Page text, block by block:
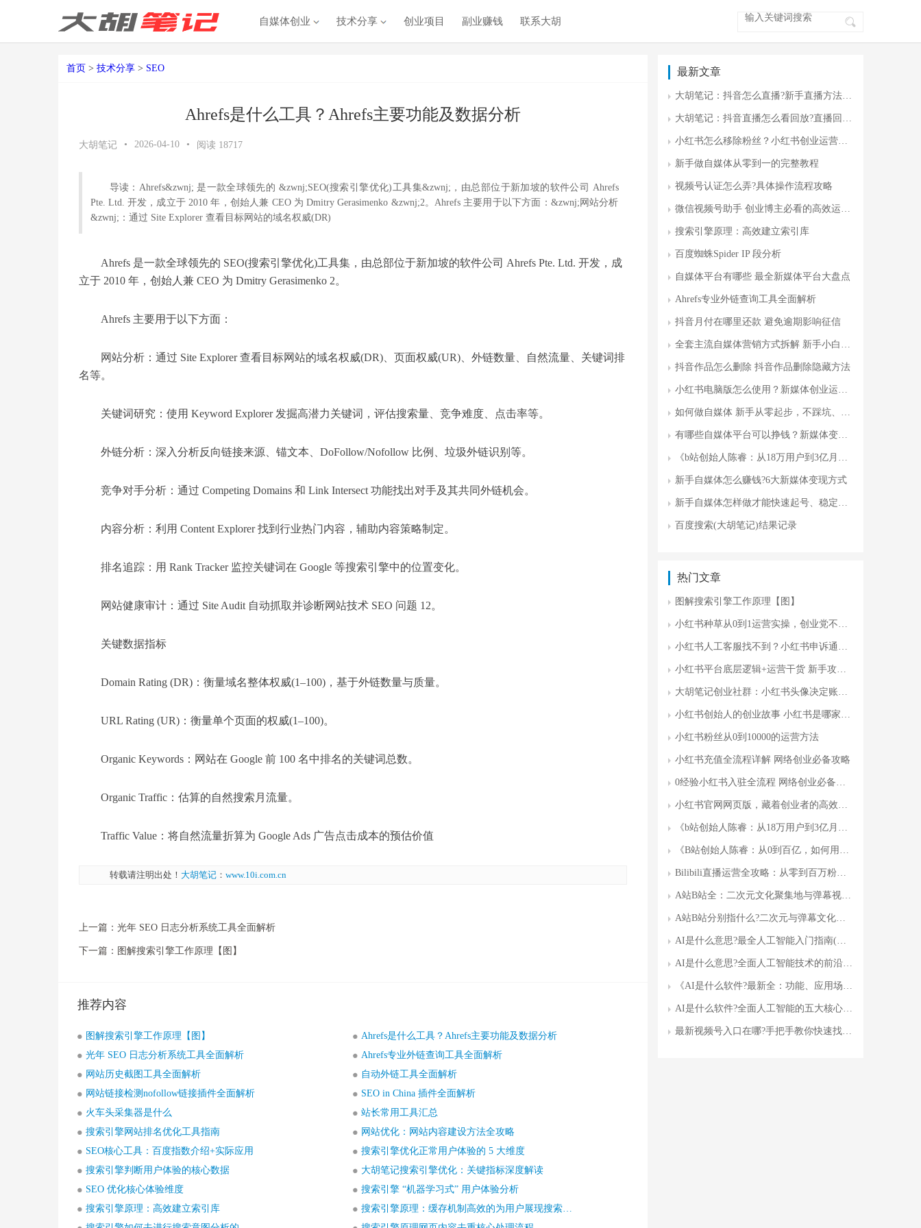
自媒体创业 技术分享 创业项目 副业赚钱 联系大胡
首页 > 技术分享> SEO
Ahrefs是什么工具？Ahrefs主要功能及数据分析
大胡笔记 • 2026-04-10 • 阅读 18717
导读：Ahrefs&zwnj; 是一款全球领先的 &zwnj;SEO(搜索引擎优化)工具集&zwnj;，由总部位于新加坡的软件公司 Ahrefs
Pte. Ltd. 开发，成立于 2010 年，创始人兼 CEO 为 Dmitry Gerasimenko &zwnj;2。Ahrefs 主要用于以下方面：&zwnj;网站分析
&zwnj;：通过 Site Explorer 查看目标网站的域名权威(DR)
Ahrefs‌ 是一款全球领先的 ‌SEO(搜索引擎优化)工具集‌，由总部位于新加坡的软件公司 Ahrefs Pte. Ltd. 开发，成
立于 2010 年，创始人兼 CEO 为 Dmitry Gerasimenko ‌2。
Ahrefs 主要用于以下方面：
‌网站分析‌：通过 Site Explorer 查看目标网站的域名权威(DR)、页面权威(UR)、外链数量、自然流量、关键词排
名等。
‌关键词研究‌：使用 Keyword Explorer 发掘高潜力关键词，评估搜索量、竞争难度、点击率等。
‌外链分析‌：深入分析反向链接来源、锚文本、DoFollow/Nofollow 比例、垃圾外链识别等。
‌竞争对手分析‌：通过 Competing Domains 和 Link Intersect 功能找出对手及其共同外链机会。
‌内容分析‌：利用 Content Explorer 找到行业热门内容，辅助内容策略制定。
‌排名追踪‌：用 Rank Tracker 监控关键词在 Google 等搜索引擎中的位置变化。
‌网站健康审计‌：通过 Site Audit 自动抓取并诊断网站技术 SEO 问题 ‌12。
关键数据指标
‌Domain Rating (DR)‌：衡量域名整体权威(1–100)，基于外链数量与质量。
‌URL Rating (UR)‌：衡量单个页面的权威(1–100)。
‌Organic Keywords‌：网站在 Google 前 100 名中排名的关键词总数。
‌Organic Traffic‌：估算的自然搜索月流量。
‌Traffic Value‌：将自然流量折算为 Google Ads 广告点击成本的预估价值
转载请注明出处！ 大胡笔记： www.10i.com.cn
上一篇： 光年 SEO 日志分析系统工具全面解析
下一篇： 图解搜索引擎工作原理【图】
推荐内容
图解搜索引擎工作原理【图】
Ahrefs是什么工具？Ahrefs主要功能及数据分析
光年 SEO 日志分析系统工具全面解析
Ahrefs专业外链查询工具全面解析
网站历史截图工具全面解析
自动外链工具全面解析
网站链接检测nofollow链接插件全面解析
SEO in China 插件全面解析
火车头采集器是什么
站长常用工具汇总
搜索引擎网站排名优化工具指南
网站优化：网站内容建设方法全攻略
SEO核心工具：百度指数介绍+实际应用
搜索引擎优化正常用户体验的 5 大维度
搜索引擎判断用户体验的核心数据
大胡笔记搜索引擎优化：关键指标深度解读
SEO 优化核心体验维度
搜索引擎 “机器学习式” 用户体验分析
搜索引擎原理：高效建立索引库
搜索引擎原理：缓存机制高效的为用户展现搜索结果页
最新文章
大胡笔记：抖音怎么直播?新手直播方法 零门槛开播指南
大胡笔记：抖音直播怎么看回放?直播回放入门
小红书怎么移除粉丝？小红书创业运营攻略
新手做自媒体从零到一的完整教程
视频号认证怎么弄?具体操作流程攻略
微信视频号助手 创业博主必看的高效运营神器
搜索引擎原理：高效建立索引库
百度蜘蛛Spider IP 段分析
自媒体平台有哪些 最全新媒体平台大盘点
Ahrefs专业外链查询工具全面解析
抖音月付在哪里还款 避免逾期影响征信
全套主流自媒体营销方式拆解 新手小白攻略
抖音作品怎么删除 抖音作品删除隐藏方法
小红书电脑版怎么使用？新媒体创业运营更高效
如何做自媒体 新手从零起步，不踩坑、不瞎忙
有哪些自媒体平台可以挣钱？新媒体变现平台
《b站创始人陈睿：从18万用户到3亿月活，分享B站逆袭的7大战略密码》
新手自媒体怎么赚钱?6大新媒体变现方式
新手自媒体怎样做才能快速起号、稳定变现?
百度搜索(大胡笔记)结果记录
热门文章
图解搜索引擎工作原理【图】
小红书种草从0到1运营实操，创业党不踩坑变现攻略
小红书人工客服找不到？小红书申诉通道全攻略
小红书平台底层逻辑+运营干货 新手攻略大全
大胡笔记创业社群：小红书头像决定账号权重
小红书创始人的创业故事 小红书是哪家公司的
小红书粉丝从0到10000的运营方法
小红书充值全流程详解 网络创业必备攻略
0经验小红书入驻全流程 网络创业必备知识
小红书官网网页版，藏着创业者的高效密码
《b站创始人陈睿：从18万用户到3亿月活，分享B站逆袭的7大战略密码》
《B站创始人陈睿：从0到百亿，如何用8年打造全球最大Z世代社区?》
Bilibili直播运营全攻略：从零到百万粉丝的实战技巧与避坑指南
A站B站全：二次元文化聚集地与弹幕视频平台的用户必看指南
A站B站分别指什么?二次元与弹幕文化，全网最全指南
AI是什么意思?最全人工智能入门指南(附应用场景+未来趋势)
AI是什么意思?全面人工智能技术的前沿发展与未来趋势
《AI是什么软件?最新全：功能、应用场景与未来趋势》
AI是什么软件?全面人工智能的五大核心功能与行业应用
最新视频号入口在哪?手把手教你快速找到并高效运营